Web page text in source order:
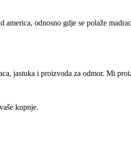
odnosno gdje se polaže
jastuka i proizvoda za odmor. Mi
kupnje.